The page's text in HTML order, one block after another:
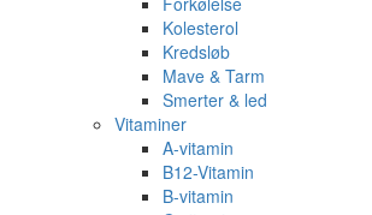
Kolesterol
Kredsløb
Mave & Tarm
Smerter & led
Vitaminer
A-vitamin
B12-Vitamin
B-vitamin